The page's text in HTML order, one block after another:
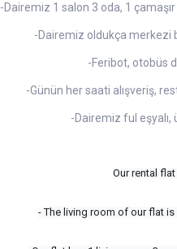
-Dairemiz 1 salon 3 oda, 1
-Dairemiz oldukça merkezi
-Feribot, otobüs
-Günün her saati alışveriş,
-Dairemiz ful eşyalı,
Our rental
- The living room of our flat